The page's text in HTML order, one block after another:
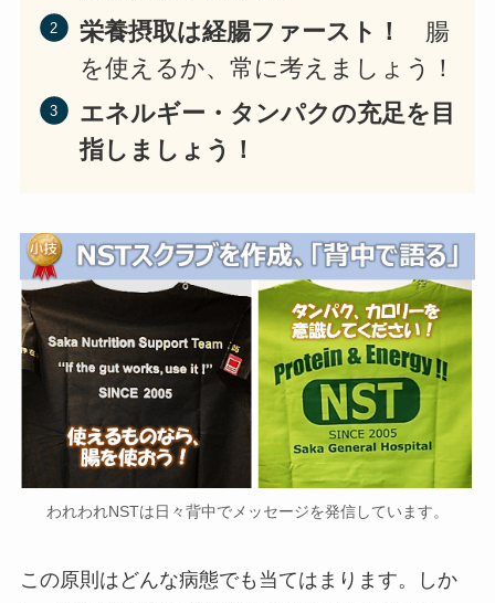
栄養摂取は経腸ファースト！ 腸
を使えるか、常に考えましょう！
エネルギー・タンパクの充足を目
指しましょう！
われわれNSTは日々背中でメッセージを発信しています。
この原則はどんな病態でも当てはまります。しか